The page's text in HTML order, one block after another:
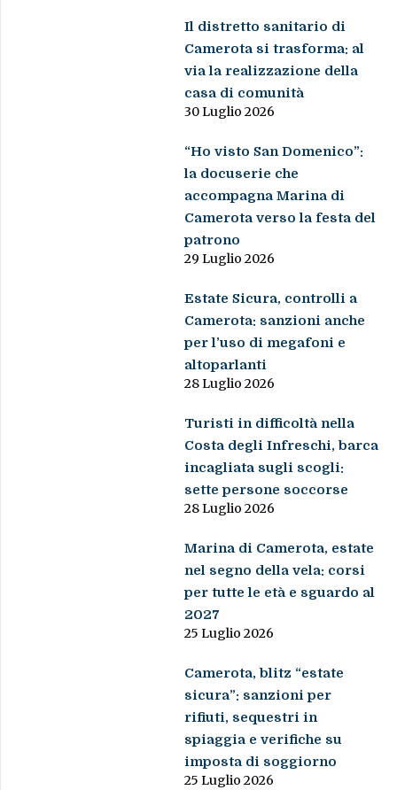
Il distretto sanitario di
Camerota si trasforma: al
via la realizzazione della
casa di comunità
30 Luglio 2026
“Ho visto San Domenico”:
la docuserie che
accompagna Marina di
Camerota verso la festa del
patrono
29 Luglio 2026
Estate Sicura, controlli a
Camerota: sanzioni anche
per l’uso di megafoni e
altoparlanti
28 Luglio 2026
Turisti in difficoltà nella
Costa degli Infreschi, barca
incagliata sugli scogli:
sette persone soccorse
28 Luglio 2026
Marina di Camerota, estate
nel segno della vela: corsi
per tutte le età e sguardo al
2027
25 Luglio 2026
Camerota, blitz “estate
sicura”: sanzioni per
rifiuti, sequestri in
spiaggia e verifiche su
imposta di soggiorno
25 Luglio 2026